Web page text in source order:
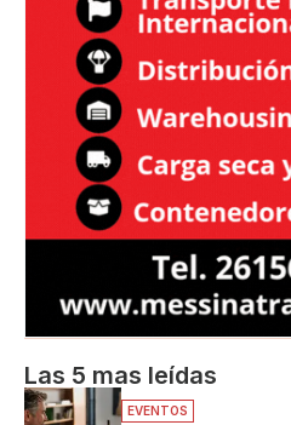
Las 5 mas leídas
EVENTOS